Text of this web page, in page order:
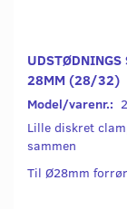
28MM (28/32)
Model/varenr.:
Lille diskret
sammen
Til Ø28mm forrør